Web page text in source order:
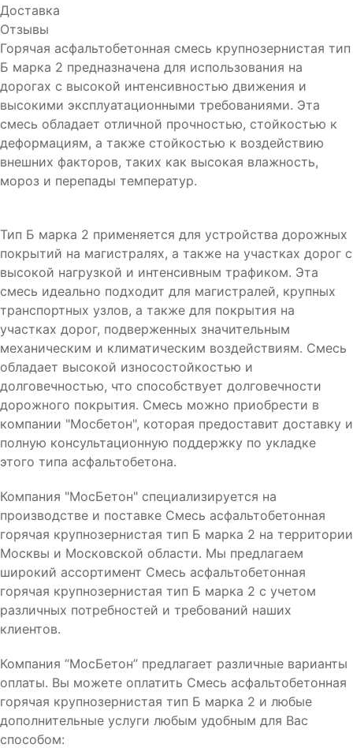
Доставка
Отзывы
Горячая асфальтобетонная смесь крупнозернистая тип
Б марка 2 предназначена для использования на
дорогах с высокой интенсивностью движения и
высокими эксплуатационными требованиями. Эта
смесь обладает отличной прочностью, стойкостью к
деформациям, а также стойкостью к воздействию
внешних факторов, таких как высокая влажность,
мороз и перепады температур.
Тип Б марка 2 применяется для устройства дорожных
покрытий на магистралях, а также на участках дорог с
высокой нагрузкой и интенсивным трафиком. Эта
смесь идеально подходит для магистралей, крупных
транспортных узлов, а также для покрытия на
участках дорог, подверженных значительным
механическим и климатическим воздействиям. Смесь
обладает высокой износостойкостью и
долговечностью, что способствует долговечности
дорожного покрытия. Смесь можно приобрести в
компании "Мосбетон", которая предоставит доставку и
полную консультационную поддержку по укладке
этого типа асфальтобетона.
Компания "МосБетон" специализируется на
производстве и поставке Смесь асфальтобетонная
горячая крупнозернистая тип Б марка 2 на территории
Москвы и Московской области. Мы предлагаем
широкий ассортимент Смесь асфальтобетонная
горячая крупнозернистая тип Б марка 2 с учетом
различных потребностей и требований наших
клиентов.
Компания “МосБетон” предлагает различные варианты
оплаты. Вы можете оплатить Смесь асфальтобетонная
горячая крупнозернистая тип Б марка 2 и любые
дополнительные услуги любым удобным для Вас
способом: